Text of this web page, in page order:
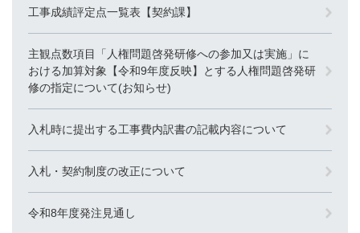
工事成績評定点一覧表【契約課】
主観点数項目「人権問題啓発研修への参加又は実施」に
おける加算対象【令和9年度反映】とする人権問題啓発研
修の指定について(お知らせ)
入札時に提出する工事費内訳書の記載内容について
入札・契約制度の改正について
令和8年度発注見通し